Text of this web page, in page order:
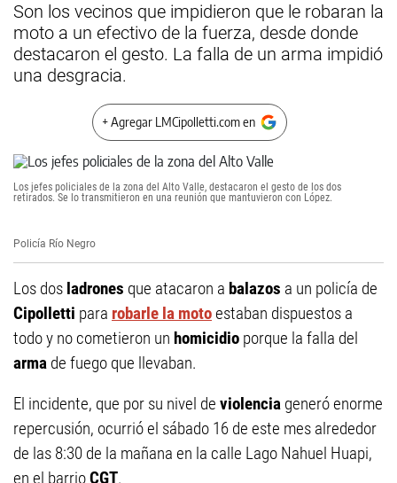
Son los vecinos que impidieron que le robaran la
moto a un efectivo de la fuerza, desde donde
destacaron el gesto. La falla de un arma impidió
una desgracia.
+ Agregar LMCipolletti.com en
Los jefes policiales de la zona del Alto Valle, destacaron el gesto de los dos
retirados. Se lo transmitieron en una reunión que mantuvieron con López.
Policía Río Negro
Los dos ladrones que atacaron a balazos a un policía de
Cipolletti para robarle la motoestaban dispuestos a
todo y no cometieron un homicidio porque la falla del
arma de fuego que llevaban.
El incidente, que por su nivel de violencia generó enorme
repercusión, ocurrió el sábado 16 de este mes alrededor
de las 8:30 de la mañana en la calle Lago Nahuel Huapi,
en el barrioCGT.